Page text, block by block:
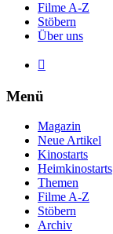
Filme A-Z
Stöbern
Über uns

Menü
Magazin
Neue Artikel
Kinostarts
Heimkinostarts
Themen
Filme A-Z
Stöbern
Archiv